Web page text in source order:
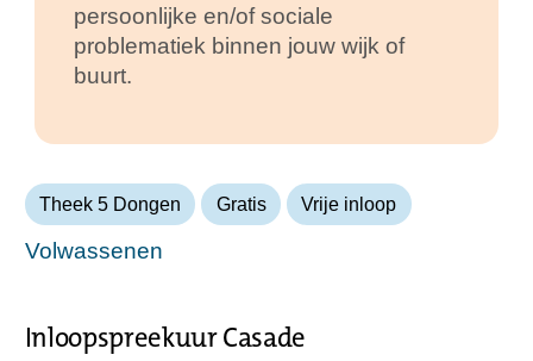
persoonlijke en/of sociale
problematiek binnen jouw wijk of
buurt.
Theek 5 Dongen Gratis Vrije inloop
Volwassenen
Inloopspreekuur Casade